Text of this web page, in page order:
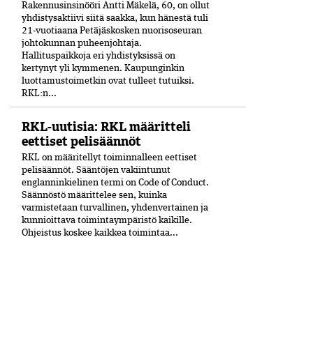
Rakennusinsinööri Antti Mäkelä, 60, on ollut
yhdistysaktiivi siitä saakka, kun hänestä tuli
21-vuo­tiaana Petäjäskosken nuoriso­seuran
johtokunnan puheenjohtaja.
Hallituspaikkoja eri yhdistyksissä on
kertynyt yli kymmenen. Kaupunginkin
luottamustoimetkin ovat tulleet tutuiksi.
RKL:n...
RKL-uutisia: RKL määritteli
eettiset pelisäännöt
RKL on määritellyt toiminnalleen eettiset
peli­säännöt. Sääntöjen vakiintunut
englanninkielinen termi on Code of Conduct.
Säännöstö määrittelee sen, kuinka
varmistetaan turvallinen, yhdenvertainen ja
kun­nioittava toimintaympäristö kaikille.
Ohjeistus koskee kaikkea toimintaa...